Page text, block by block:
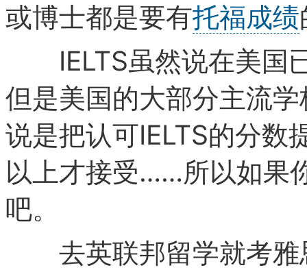
或博士都是要有托福成绩
IELTS虽然说在美国
但是美国的大部分主流
说是把认可IELTS的分数
以上才接受……所以如果
吧。
去英联邦留学就考雅